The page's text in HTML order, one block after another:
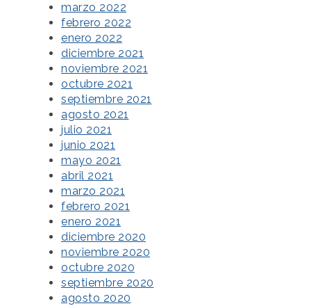
marzo 2022
febrero 2022
enero 2022
diciembre 2021
noviembre 2021
octubre 2021
septiembre 2021
agosto 2021
julio 2021
junio 2021
mayo 2021
abril 2021
marzo 2021
febrero 2021
enero 2021
diciembre 2020
noviembre 2020
octubre 2020
septiembre 2020
agosto 2020